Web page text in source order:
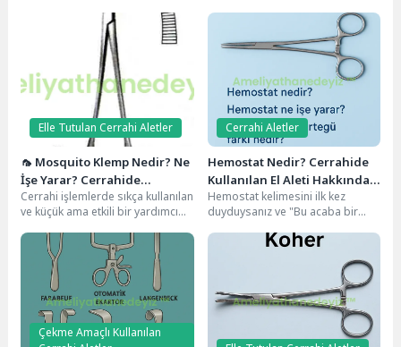
olmazıdır. Her biri belirli bir
Aletler3. Ekartörler
(Retractorlar)4. Hemostaz...
Elle Tutulan Cerrahi Aletler
🦟 Mosquito Klemp Nedir? Ne
İşe Yarar? Cerrahide
Kullanımı ve Özellikleri
Cerrahi işlemlerde sıkça kullanılan
ve küçük ama etkili bir yardımcı
gerektiren...
Cerrahi Aletler
Hemostat Nedir? Cerrahide
Kullanılan El Aleti Hakkında
Her Şeyle Samimi Bir Rehber
Hemostat kelimesini ilk kez
duyduysanız ve "Bu acaba bir
ediyorsanız,...
Çekme Amaçlı Kullanılan